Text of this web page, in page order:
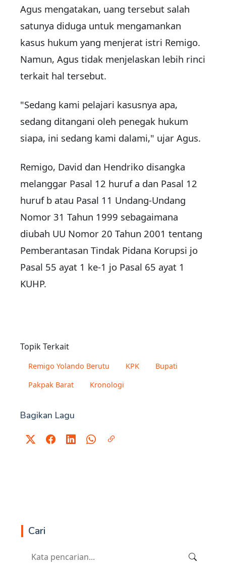
Agus mengatakan, uang tersebut salah
satunya diduga untuk mengamankan
kasus hukum yang menjerat istri Remigo.
Namun, Agus tidak menjelaskan lebih rinci
terkait hal tersebut.
"Sedang kami pelajari kasusnya apa,
sedang ditangani oleh penegak hukum
siapa, ini sedang kami dalami," ujar Agus.
Remigo, David dan Hendriko disangka
melanggar Pasal 12 huruf a dan Pasal 12
huruf b atau Pasal 11 Undang-Undang
Nomor 31 Tahun 1999 sebagaimana
diubah UU Nomor 20 Tahun 2001 tentang
Pemberantasan Tindak Pidana Korupsi jo
Pasal 55 ayat 1 ke-1 jo Pasal 65 ayat 1
KUHP.
Topik Terkait
Remigo Yolando Berutu KPK
Bupati
Pakpak Barat
Kronologi
Bagikan Lagu
Cari